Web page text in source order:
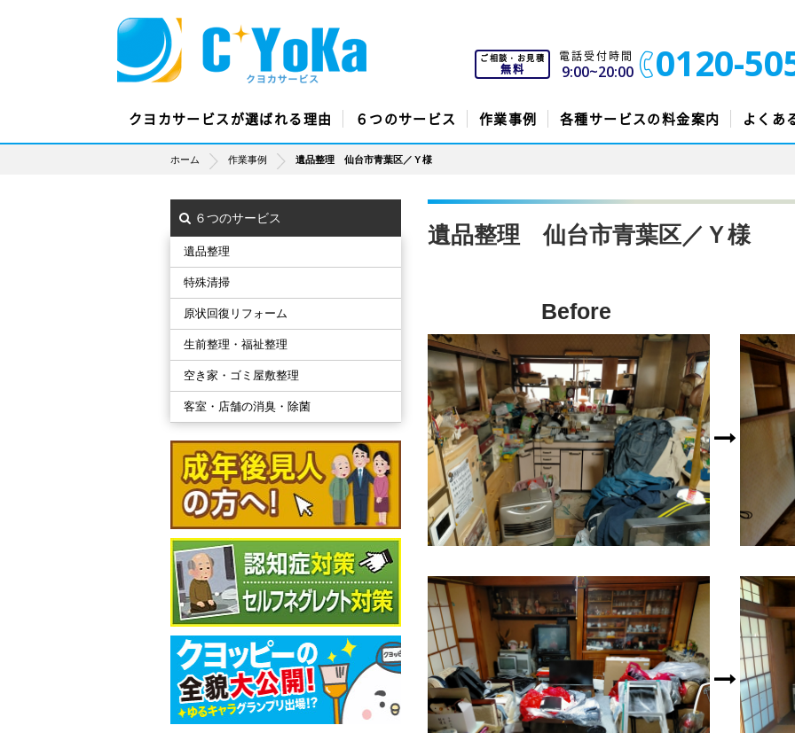
ご相談・お見積
無料
電話受付時間
9:00~20:00 0120-
クヨカサービスが選ばれる理由 ６つのサービス 作業事例 各種サービスの料金案内 よくあ
ホーム 作業事例 遺品整理 仙台市青葉区／Ｙ様
遺品整理 仙台市青葉区／Ｙ様
Before
６つのサービス
遺品整理
特殊清掃
原状回復リフォーム
生前整理・福祉整理
空き家・ゴミ屋敷整理
客室・店舗の消臭・除菌